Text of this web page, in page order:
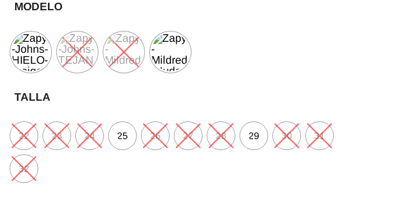
MODELO
TALLA
22 23 24 25 26 27 28 29 30 31
32